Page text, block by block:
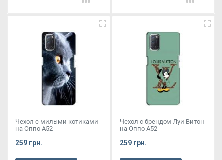
Чехол с милыми котиками
на Оппо А52
259 грн.
Чехол с брендом Луи Витон
на Оппо А52
259 грн.